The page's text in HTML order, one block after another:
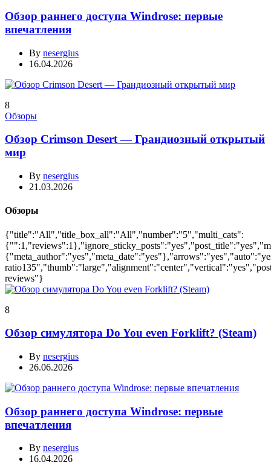
Обзор раннего доступа Windrose: первые
впечатления
By nesergius
16.04.2026
8
Обзоры
Обзор Crimson Desert — Грандиозный открытый
мир
By nesergius
21.03.2026
Обзоры
{"title":"All","title_box_all":"All","number":"5","multi_cats":
reviews"}
8
Обзор симулятора Do You even Forklift? (Steam)
By nesergius
26.06.2026
Обзор раннего доступа Windrose: первые
впечатления
By nesergius
16.04.2026